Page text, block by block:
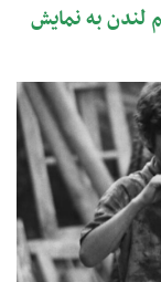
لندن به نمایش